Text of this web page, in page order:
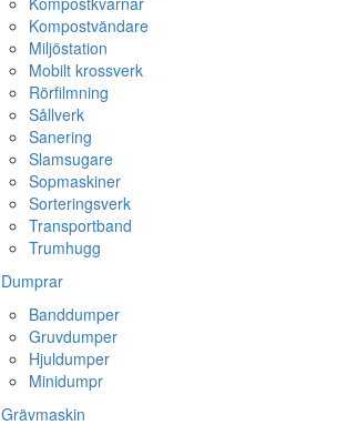
Kompostvändare
Miljöstation
Mobilt krossverk
Rörfilmning
Sållverk
Sanering
Slamsugare
Sopmaskiner
Sorteringsverk
Transportband
Trumhugg
Dumprar
Banddumper
Gruvdumper
Hjuldumper
Minidumpr
Grävmaskin